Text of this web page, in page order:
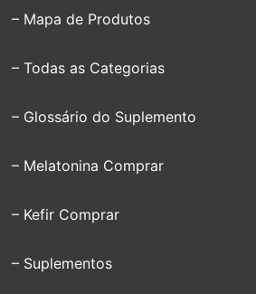
– Mapa de Produtos
– Todas as Categorias
– Glossário do Suplemento
– Melatonina Comprar
– Kefir Comprar
– Suplementos